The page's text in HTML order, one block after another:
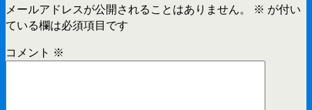
メールアドレスが公開されることはありません。 ※ が付い
ている欄は必須項目です
コメント ※